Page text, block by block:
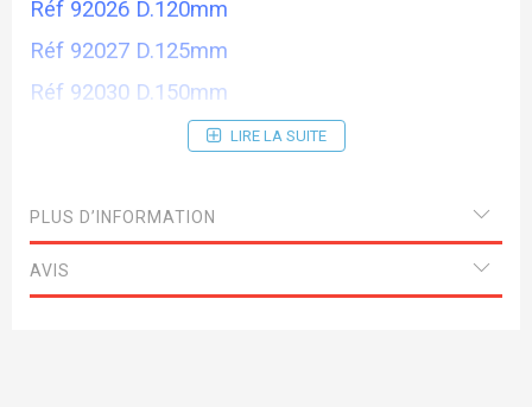
Réf 92026 D.120mm
Réf 92027 D.125mm
Réf 92030 D.150mm
LIRE LA SUITE
PLUS D’INFORMATION
AVIS